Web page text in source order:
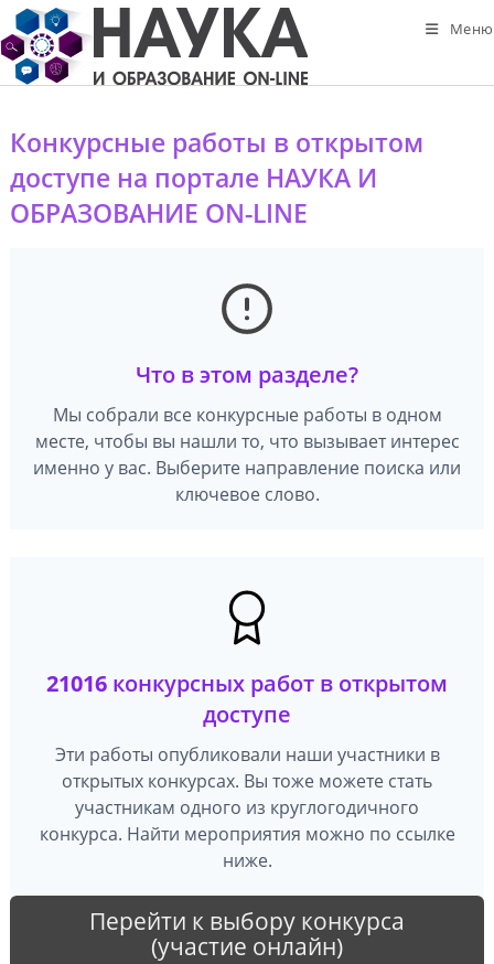
Перейти
к
содержимому
Меню
Конкурсные работы в открытом
доступе на портале НАУКА И
ОБРАЗОВАНИЕ ON-LINE
Что в этом разделе?
Мы собрали все конкурсные работы в одном
месте, чтобы вы нашли то, что вызывает интерес
именно у вас. Выберите направление поиска или
ключевое слово.
21016 конкурсных работ в открытом
доступе
Эти работы опубликовали наши участники в
открытых конкурсах. Вы тоже можете стать
участникам одного из круглогодичного
конкурса. Найти мероприятия можно по ссылке
ниже.
Перейти к выбору конкурса
(участие онлайн)